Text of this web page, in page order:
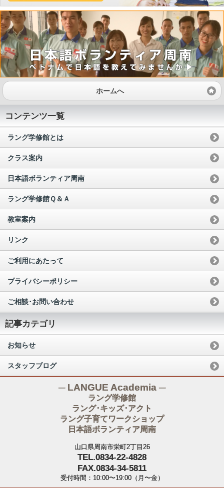
ホームへ
コンテンツ一覧
ラング学修館とは
クラス案内
日本語ボランティア周南
ラング学修館Ｑ＆Ａ
教室案内
リンク
ご利用にあたって
プライバシーポリシー
ご相談･お問い合わせ
記事カテゴリ
お知らせ
スタッフブログ
─ LANGUE Academia ─
ラング学修館
ラング･キッズ･アクト
ラング子育てワークショップ
日本語ボランティア周南
山口県周南市栄町2丁目26
TEL.0834-22-4828
FAX.0834-34-5811
受付時間：10:00〜19:00（月〜金）